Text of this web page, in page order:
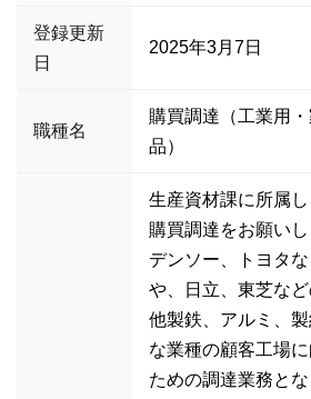
登録更新
日
2025年3月7日
職種名
購買調達（工業用
品）
生産資材課に所属
購買調達をお願いし
デンソー、トヨタ
や、日立、東芝な
他製鉄、アルミ、
な業種の顧客工場
ための調達業務とな